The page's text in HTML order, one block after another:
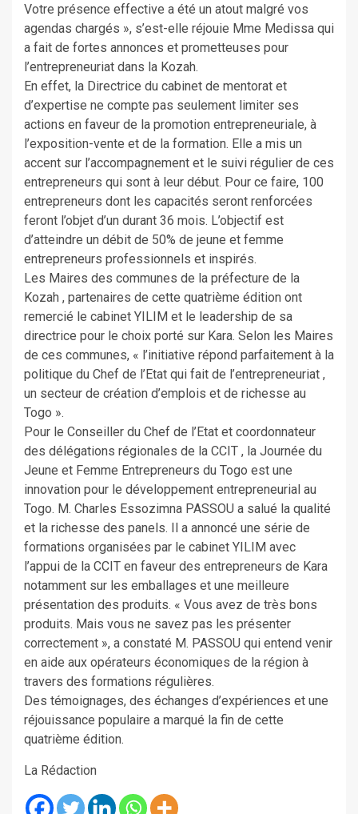
Votre présence effective a été un atout malgré vos
agendas chargés », s’est-elle réjouie Mme Medissa qui
a fait de fortes annonces et prometteuses pour
l’entrepreneuriat dans la Kozah.
En effet, la Directrice du cabinet de mentorat et
d’expertise ne compte pas seulement limiter ses
actions en faveur de la promotion entrepreneuriale, à
l’exposition-vente et de la formation. Elle a mis un
accent sur l’accompagnement et le suivi régulier de ces
entrepreneurs qui sont à leur début. Pour ce faire, 100
entrepreneurs dont les capacités seront renforcées
feront l’objet d’un durant 36 mois. L’objectif est
d’atteindre un débit de 50% de jeune et femme
entrepreneurs professionnels et inspirés.
Les Maires des communes de la préfecture de la
Kozah , partenaires de cette quatrième édition ont
remercié le cabinet YILIM et le leadership de sa
directrice pour le choix porté sur Kara. Selon les Maires
de ces communes, « l’initiative répond parfaitement à la
politique du Chef de l’Etat qui fait de l’entrepreneuriat ,
un secteur de création d’emplois et de richesse au
Togo ».
Pour le Conseiller du Chef de l’Etat et coordonnateur
des délégations régionales de la CCIT , la Journée du
Jeune et Femme Entrepreneurs du Togo est une
innovation pour le développement entrepreneurial au
Togo. M. Charles Essozimna PASSOU a salué la qualité
et la richesse des panels. Il a annoncé une série de
formations organisées par le cabinet YILIM avec
l’appui de la CCIT en faveur des entrepreneurs de Kara
notamment sur les emballages et une meilleure
présentation des produits. « Vous avez de très bons
produits. Mais vous ne savez pas les présenter
correctement », a constaté M. PASSOU qui entend venir
en aide aux opérateurs économiques de la région à
travers des formations régulières.
Des témoignages, des échanges d’expériences et une
réjouissance populaire a marqué la fin de cette
quatrième édition.
La Rédaction